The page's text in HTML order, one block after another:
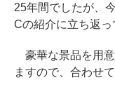
25年間でしたが、
Cの紹介に立ち返っ
豪華な景品を用
ますので、合わせ